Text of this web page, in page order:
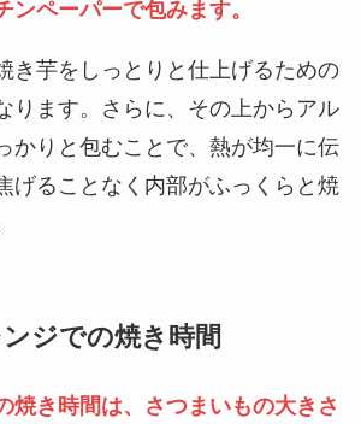
ンペーパーで包みます。
き芋をしっとりと仕上げるための
ります。さらに、その上からアル
かりと包むことで、熱が均一に伝
げることなく内部がふっくらと焼
ジでの焼き時間
焼き時間は、さつまいもの大きさ